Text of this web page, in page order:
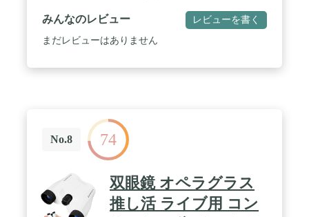
みんなのレビュー レビューを書く
まだレビューはありません
No.8 74
双眼鏡 オペラグラス
推し活 ライブ用 コン